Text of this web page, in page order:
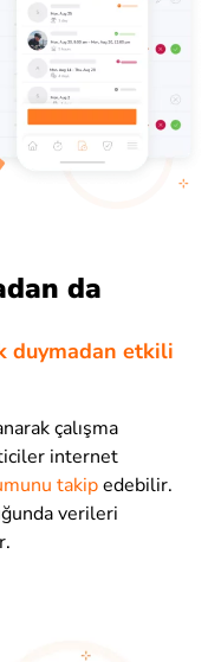
da
duymadan etkili
çalışma
internet
takipedebilir.
verileri